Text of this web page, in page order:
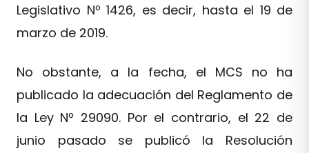
Legislativo Nº 1426, es decir, hasta el 19 de
marzo de 2019.
No obstante, a la fecha, el MCS no ha
publicado la adecuación del Reglamento de
la Ley Nº 29090. Por el contrario, el 22 de
junio pasado se publicó la Resolución